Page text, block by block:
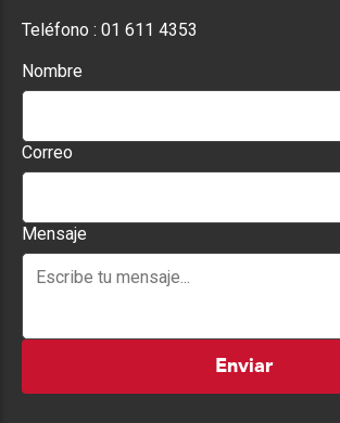
Teléfono : 01 611 4353
Nombre
Correo
Mensaje
Enviar